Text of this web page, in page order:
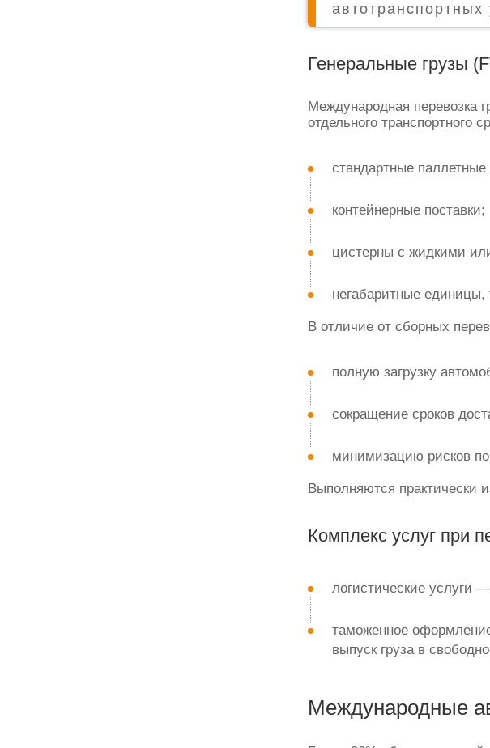
автотранспортных
Генеральные грузы
Международная перевозка
отдельного транспортного
стандартные паллетные
контейнерные поставки;
цистерны с жидкими
негабаритные
В отличие от сборных
полную загрузку
сокращение сроков
минимизацию рисков
Выполняются практически
Комплекс услуг при
логистические услуги
таможенное
выпуск груза в
Международные